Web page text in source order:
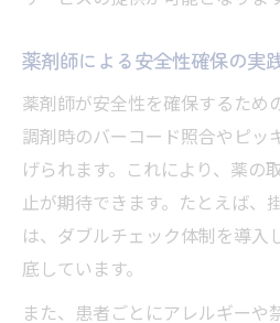
薬剤師による安全性確保の実
薬剤師が安全性を確保するため
調剤時のバーコード照合やピッ
げられます。これにより、薬の
止が期待できます。たとえば、
は、ダブルチェック体制を導入
底しています。
また、患者ごとにアレルギーや